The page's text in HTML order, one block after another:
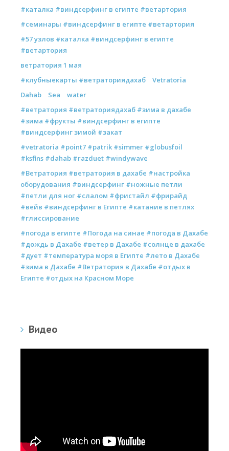
#каталка #виндсерфинг в египте #ветартория
#семинары #виндсерфинг в египте #ветартория
#57 узлов #каталка #виндсерфинг в египте
#ветартория
ветратория 1 мая
#клубныекарты #ветраториядахаб
Vetratoria
Dahab
Sea
water
#ветратория #ветраториядахаб #зима в дахабе
#зима #фрукты #виндсерфинг в египте
#виндсерфинг зимой #закат
#vetratoria #point7 #patrik #simmer #globusfoil
#ksfins #dahab #razduet #windywave
#Ветратория #ветратория в дахабе #настройка
оборудования #виндсерфинг #ножные петли
#петли для ног #слалом #фристайл #фрирайд
#вейв #виндсерфинг в Египте #катание в петлях
#глиссирование
#погода в египте #Погода на синае #погода в Дахабе
#дождь в Дахабе #ветер в Дахабе #солнце в дахабе
#дует #температура моря в Египте #лето в Дахабе
#зима в Дахабе #Ветратория в Дахабе #отдых в
Египте #отдых на Красном Море
Видео